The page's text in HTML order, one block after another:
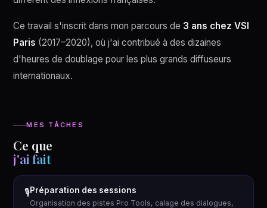
Ce travail s'inscrit dans mon parcours de 3 ans chez VSI
Paris (2017–2020), où j'ai contribué à des dizaines
d'heures de doublage pour les plus grands diffuseurs
internationaux.
MES TÂCHES
Ce que
j'ai fait
🎙Préparation des sessions
Organisation des pistes Pro Tools, calage des dialogues,